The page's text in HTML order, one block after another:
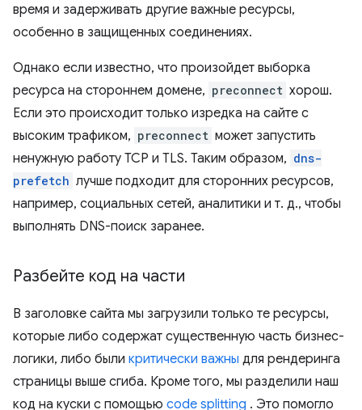
время и задерживать другие важные ресурсы,
особенно в защищенных соединениях.
Однако если известно, что произойдет выборка
ресурса на стороннем домене, preconnect хорош.
Если это происходит только изредка на сайте с
высоким трафиком, preconnect может запустить
ненужную работу TCP и TLS. Таким образом, dns-
prefetch лучше подходит для сторонних ресурсов,
например, социальных сетей, аналитики и т. д., чтобы
выполнять DNS-поиск заранее.
Разбейте код на части
В заголовке сайта мы загрузили только те ресурсы,
которые либо содержат существенную часть бизнес-
логики, либо были критически важны для рендеринга
страницы выше сгиба. Кроме того, мы разделили наш
код на куски с помощью code splitting . Это помогло